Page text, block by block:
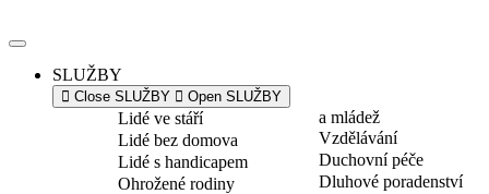
k
SLUŽBY
Close SLUŽBY Open SLUŽBY
Lidé ve stáří
Lidé bez domova
Lidé s handicapem
Ohrožené rodiny
a mládež
Vzdělávání
Duchovní péče
Dluhové poradenství